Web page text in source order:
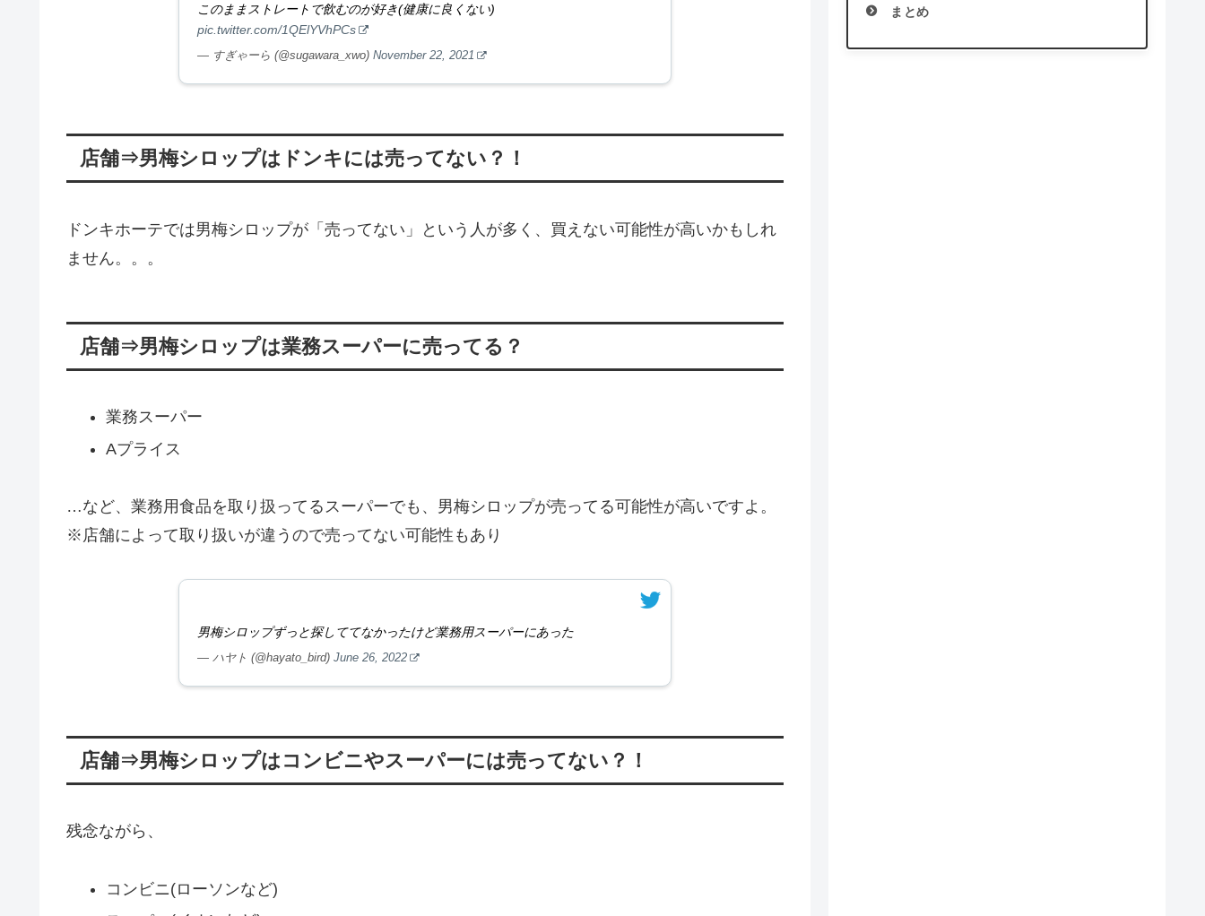
このままストレートで飲むのが好き(健康に良くない)
pic.twitter.com/1QElYVhPCs
— すぎゃーら (@sugawara_xwo) November 22, 2021
店舗⇒男梅シロップはドンキには売ってない？！
ドンキホーテでは男梅シロップが「売ってない」という人が多く、買えない可能性が高いかもしれ
ません。。。
店舗⇒男梅シロップは業務スーパーに売ってる？
業務スーパー
Aプライス
…など、業務用食品を取り扱ってるスーパーでも、男梅シロップが売ってる可能性が高いですよ。
※店舗によって取り扱いが違うので売ってない可能性もあり
男梅シロップずっと探しててなかったけど業務用スーパーにあった
— ハヤト (@hayato_bird) June 26, 2022
店舗⇒男梅シロップはコンビニやスーパーには売ってない？！
残念ながら、
コンビニ(ローソンなど)
まとめ